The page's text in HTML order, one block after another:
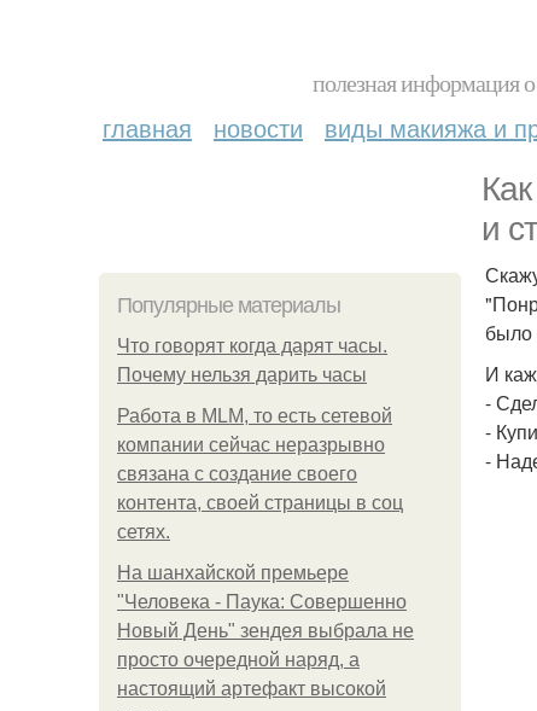
полезная информация
главная новости виды макияжа и
и
Популярные материалы
Что говорят когда дарят часы.
Почему нельзя дарить часы
Работа в MLM, то есть сетевой
компании сейчас неразрывно
связана с создание своего
контента, своей страницы в соц
сетях.
На шанхайской премьере
"Человека - Паука: Совершенно
Новый День" зендея выбрала не
просто очередной наряд, а
настоящий артефакт высокой
было
И
-
-
-